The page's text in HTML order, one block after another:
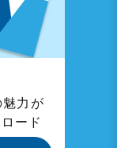
力が
ード